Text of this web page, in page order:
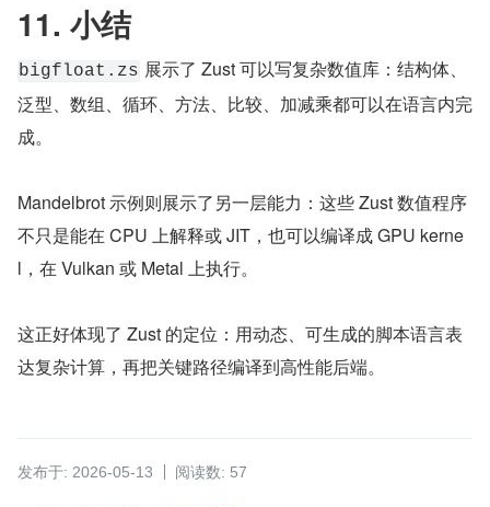
11. 小结
bigfloat.zs 展示了 Zust 可以写复杂数值库：结构体、
泛型、数组、循环、方法、比较、加减乘都可以在语言内完
成。
Mandelbrot 示例则展示了另一层能力：这些 Zust 数值程序
不只是能在 CPU 上解释或 JIT，也可以编译成 GPU kerne
l，在 Vulkan 或 Metal 上执行。
这正好体现了 Zust 的定位：用动态、可生成的脚本语言表
达复杂计算，再把关键路径编译到高性能后端。
发布于: 2026-05-13 阅读数: 57